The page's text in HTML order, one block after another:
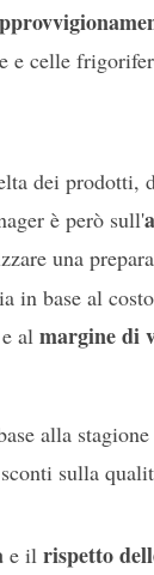
e celle
dei prodotti,
è però sull'
una
in base al
al margine di
alla
sulla
e il rispetto